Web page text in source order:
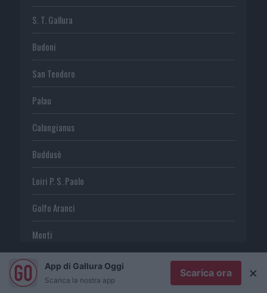
S. T. Gallura
Budoni
San Teodoro
Palau
Calangianus
Buddusò
Loiri P. S. Paolo
Golfo Aranci
Monti
Telti
S. Antonio di G.
App di Gallura Oggi
Scarica la nostra app
Scarica ora ×